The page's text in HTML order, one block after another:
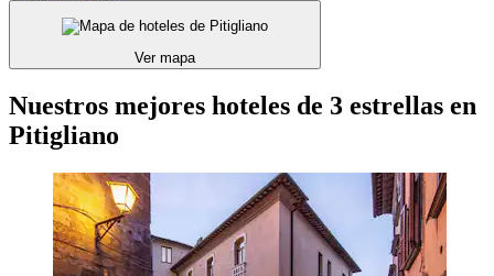
Ver mapa
Nuestros mejores hoteles de 3 estrellas en
Pitigliano